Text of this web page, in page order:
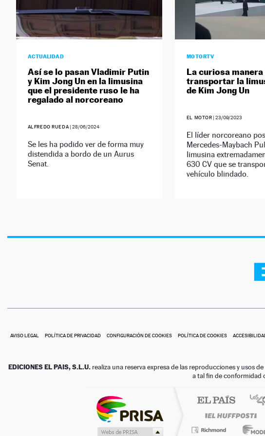
ACTUALIDAD
Así se lo pasan Vladimir Putin
y Kim Jong Un en la limusina
que el presidente ruso le ha
regalado al norcoreano
ALFREDO RUEDA |28/06/2024
Se les ha podido ver de forma muy
distendida a bordo de un Aurus
Senat.
MOTORTV
La curiosa manera
transportar la
de Kim Jong Un
EL MOTOR |23/09/2023
El líder norcoreano
Mercedes-Maybach
limusina
630 CV que se
vehículo blindado.
AVISO LEGAL POLÍTICA DE PRIVACIDAD CONFIGURACIÓN DE COOKIES POLÍTICA DE COOKIES
EDICIONES EL PAIS, S.L.U. realiza una reserva expresa de las reproducciones y usos
a tal fin de conformidad